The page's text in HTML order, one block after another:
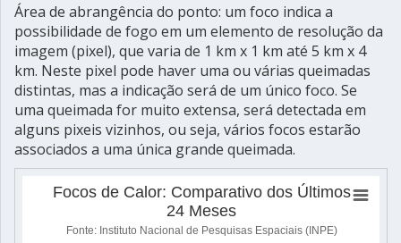
Área de abrangência do ponto: um foco indica a
possibilidade de fogo em um elemento de resolução da
imagem (pixel), que varia de 1 km x 1 km até 5 km x 4
km. Neste pixel pode haver uma ou várias queimadas
distintas, mas a indicação será de um único foco. Se
uma queimada for muito extensa, será detectada em
alguns pixeis vizinhos, ou seja, vários focos estarão
associados a uma única grande queimada.